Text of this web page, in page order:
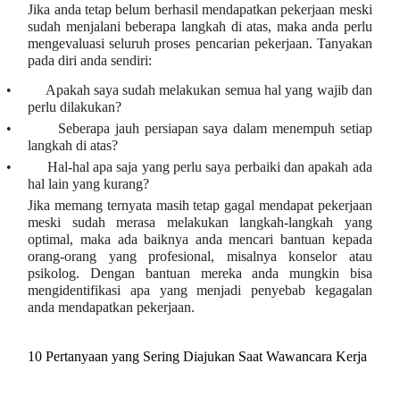
Jika anda tetap belum berhasil mendapatkan pekerjaan meski
sudah menjalani beberapa langkah di atas, maka anda perlu
mengevaluasi seluruh proses pencarian pekerjaan. Tanyakan
pada diri anda sendiri:
•
Apakah saya sudah melakukan semua hal yang wajib dan
perlu dilakukan?
•
Seberapa jauh persiapan saya dalam menempuh setiap
langkah di atas?
•
Hal-hal apa saja yang perlu saya perbaiki dan apakah ada
hal lain yang kurang?
Jika memang ternyata masih tetap gagal mendapat pekerjaan
meski sudah merasa melakukan langkah-langkah yang
optimal, maka ada baiknya anda mencari bantuan kepada
orang-orang yang profesional, misalnya konselor atau
psikolog. Dengan bantuan mereka anda mungkin bisa
mengidentifikasi apa yang menjadi penyebab kegagalan
anda mendapatkan pekerjaan.
10 Pertanyaan yang Sering Diajukan Saat Wawancara Kerja